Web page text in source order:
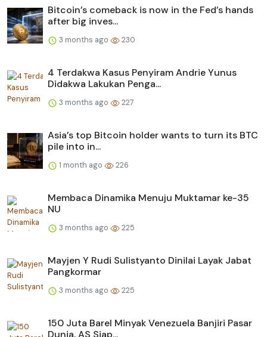
Bitcoin’s comeback is now in the Fed’s hands
after big inves...
3 months ago 230
4 Terdakwa Kasus Penyiram Andrie Yunus
Didakwa Lakukan Penga...
3 months ago 227
Asia’s top Bitcoin holder wants to turn its BTC
pile into in...
1 month ago 226
Membaca Dinamika Menuju Muktamar ke-35
NU
3 months ago 225
Mayjen Y Rudi Sulistyanto Dinilai Layak Jabat
Pangkormar
3 months ago 225
150 Juta Barel Minyak Venezuela Banjiri Pasar
Dunia, AS Siap...